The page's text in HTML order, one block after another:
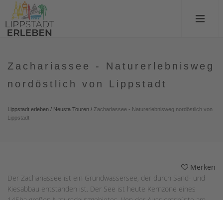
Zachariassee - Naturerlebnisweg
nordöstlich von Lippstadt
Lippstadt erleben / Neusta Touren / Zachariassee - Naturerlebnisweg nordöstlich von
Lippstadt
Merken
Der Zachariassee ist ein Grundwassersee, der durch Sand- und
Kiesabbau entstanden ist. Der See ist heute Kernzone eines